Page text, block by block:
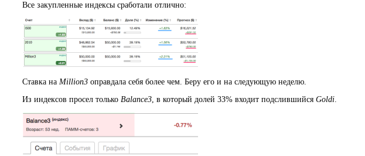
Все закупленные индексы сработали отлично:
Ставка на Million3 оправдала себя более чем. Беру его и на следующую неделю.
Из индексов просел только Balance3, в который долей 33% входит подслившийся Goldi.